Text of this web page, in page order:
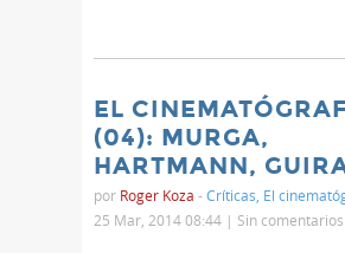
EL
(04): MURGA,
HARTMANN,
por Roger Koza -Críticas, El
25 Mar, 2014 08:44 | Sin comentarios